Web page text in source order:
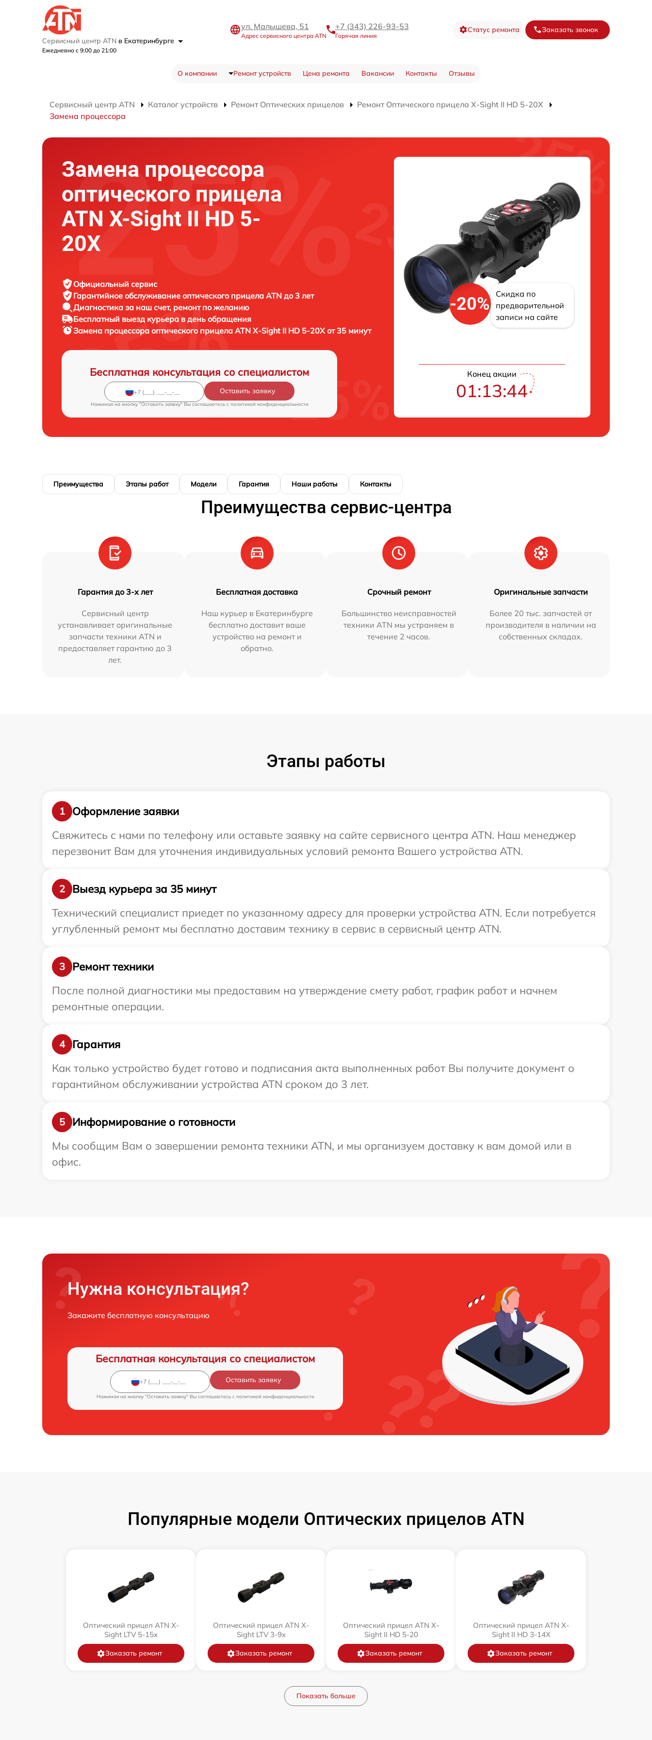
Сервисный центр ATN в Екатеринбурге
Ежедневно с 9:00 до 21:00
ул. Малышева, 51
Адрес сервисного центра ATN
+7 (343) 226-93-53
Горячая линия
Статус ремонта Заказать звонок
О компании Ремонт устройств Цена ремонта Вакансии Контакты Отзывы
Сервисный центр ATN Каталог устройств Ремонт Оптических прицелов
Ремонт Оптического прицела X-Sight II HD 5-20X
Замена процессора
Замена процессора
оптического прицела
ATN X-Sight II HD 5-
20X
Официальный сервис
Гарантийное обслуживание оптического прицела ATN до 3 лет
Диагностика за наш счет, ремонт по желанию
Бесплатный выезд курьера в день обращения
Замена процессора оптического прицела ATN X-Sight II HD 5-20X от 35 минут
Бесплатная консультация со специалистом
Оставить заявку
Нажимая на кнопку "Оставить заявку" Вы соглашаетесь c политикой конфиденциальности
-20%
Скидка по
предварительной
записи на сайте
Конец акции
01:13:43
Преимущества Этапы работ Модели Гарантия Наши работы Контакты
Преимущества сервис-центра
Гарантия до 3-х лет
Сервисный центр
устанавливает оригинальные
запчасти техники ATN и
предоставляет гарантию до 3
лет.
Бесплатная доставка
Наш курьер в Екатеринбурге
бесплатно доставит ваше
устройство на ремонт и
обратно.
Срочный ремонт
Большинство неисправностей
техники ATN мы устраняем в
течение 2 часов.
Оригинальные запчасти
Более 20 тыс. запчастей от
производителя в наличии на
собственных складах.
Этапы работы
1
Оформление заявки
Свяжитесь с нами по телефону или оставьте заявку на сайте сервисного центра ATN. Наш менеджер
перезвонит Вам для уточнения индивидуальных условий ремонта Вашего устройства ATN.
2
Выезд курьера за 35 минут
Технический специалист приедет по указанному адресу для проверки устройства ATN. Если потребуется
углубленный ремонт мы бесплатно доставим технику в сервис в сервисный центр ATN.
3
Ремонт техники
После полной диагностики мы предоставим на утверждение смету работ, график работ и начнем
ремонтные операции.
4
Гарантия
Как только устройство будет готово и подписания акта выполненных работ Вы получите документ о
гарантийном обслуживании устройства ATN сроком до 3 лет.
5
Информирование о готовности
Мы сообщим Вам о завершении ремонта техники ATN, и мы организуем доставку к вам домой или в
офис.
Нужна консультация?
Закажите бесплатную консультацию
Бесплатная консультация со специалистом
Оставить заявку
Нажимая на кнопку "Оставить заявку" Вы соглашаетесь c политикой конфиденциальности
Популярные модели Оптических прицелов ATN
Оптический прицел ATN X-
Sight LTV 5-15x
Заказать ремонт
Оптический прицел ATN X-
Sight LTV 3-9x
Заказать ремонт
Оптический прицел ATN X-
Sight II HD 5-20
Заказать ремонт
Оптический прицел ATN X-
Sight II HD 3-14X
Заказать ремонт
Показать больше